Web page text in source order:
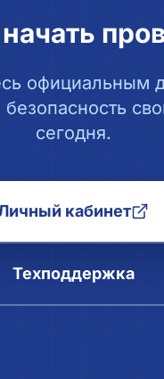
официальным
сегодня.
кабинет
Техподдержка